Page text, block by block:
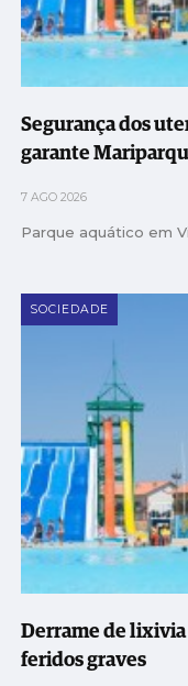
Segurança dos
garante
7 AGO 2026
Parque aquático em
SOCIEDADE
Derrame de
feridos graves